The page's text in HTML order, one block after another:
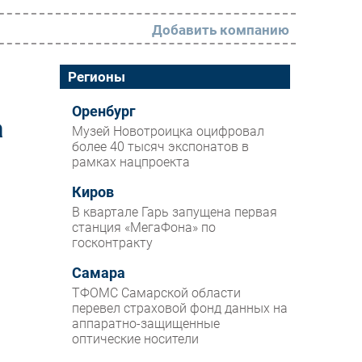
РАЗДЕЛЫ
Новости
Аналитика
Интервью
Мероприятия
Проекты
IT класс
Тестовый стенд
Каталог компаний
Добавить компанию
Регионы
Оренбург
Музей Новотроицка оцифровал
более 40 тысяч экспонатов в
рамках нацпроекта
Киров
В квартале Гарь запущена первая
станция «МегаФона» по
госконтракту
Самара
ТФОМС Самарской области
перевел страховой фонд данных на
аппаратно-защищенные
оптические носители